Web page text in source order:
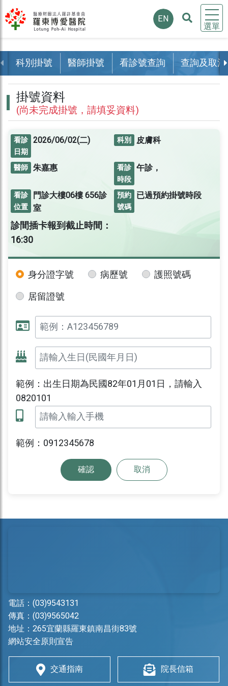
選單
EN
科別掛號 醫師掛號 看診號查詢 查詢及取消
掛號資料
(尚未完成掛號，請填妥資料)
看診
日期
2026/06/02(二) 科別 皮膚科
醫師 朱嘉惠
看診
時段
午診，
看診
位置
門診大樓06樓656診
室
預約
號碼
已過預約掛號時段
診間插卡報到截止時間：
16:30
身分證字號 病歷號
護照號碼
居留證號
範例：出生日期為民國82年01月01日，請輸入
0820101
範例：0912345678
確認 取消
電話： (03)9543131
傳真：(03)9565042
地址： 265宜蘭縣羅東鎮南昌街83號
網站安全原則宣告
交通指南 院長信箱